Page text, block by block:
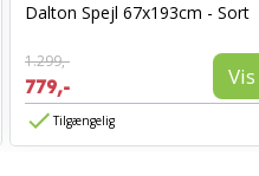
Dalton Spejl 67x193cm - Sort
1.299,-
779,- Vis
Tilgængelig